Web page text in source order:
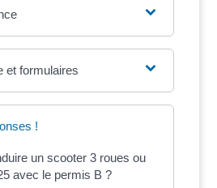
et formulaires
!
un scooter 3 roues ou
avec le permis B ?